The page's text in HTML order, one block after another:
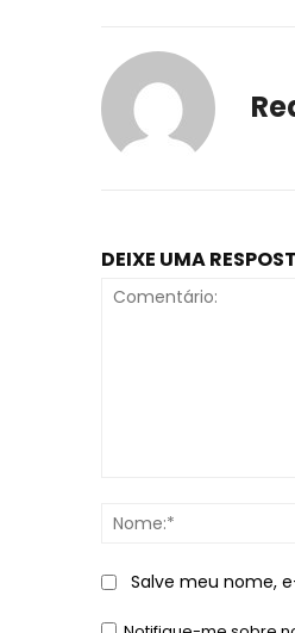
DEIXE UMA
Salve meu nome,